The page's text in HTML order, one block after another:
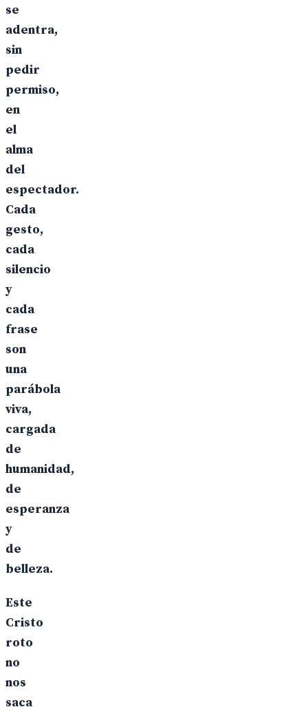
se
adentra,
sin
pedir
permiso,
en
el
alma
del
espectador.
Cada
gesto,
cada
silencio
y
cada
frase
son
una
parábola
viva,
cargada
de
humanidad,
de
esperanza
y
de
belleza.
Este
Cristo
roto
no
nos
saca